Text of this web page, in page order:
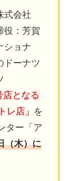
式会社
役：芳賀
ショナ
ドーナツ
店となる
レ店」 を
ター「ア
（木）に